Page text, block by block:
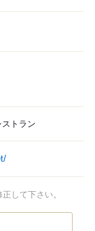
トラン
して下さい。